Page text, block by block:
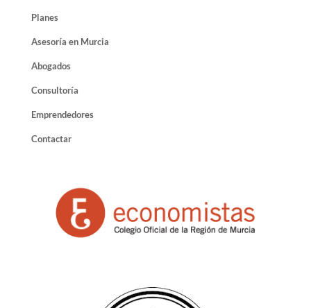
Planes
Asesoría en Murcia
Abogados
Consultoría
Emprendedores
Contactar